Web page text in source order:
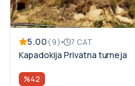
5.00 (9) 7 САТ
Kapadokija Privatna turneja
%42